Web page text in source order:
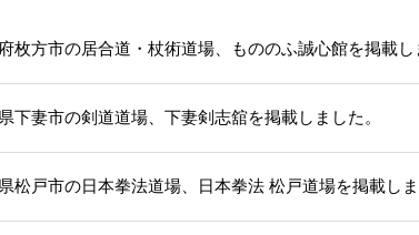
枚方市の居合道・杖術道場、もののふ誠心館を掲載し
下妻市の剣道道場、下妻剣志舘を掲載しました。
松戸市の日本拳法道場、日本拳法 松戸道場を掲載しま